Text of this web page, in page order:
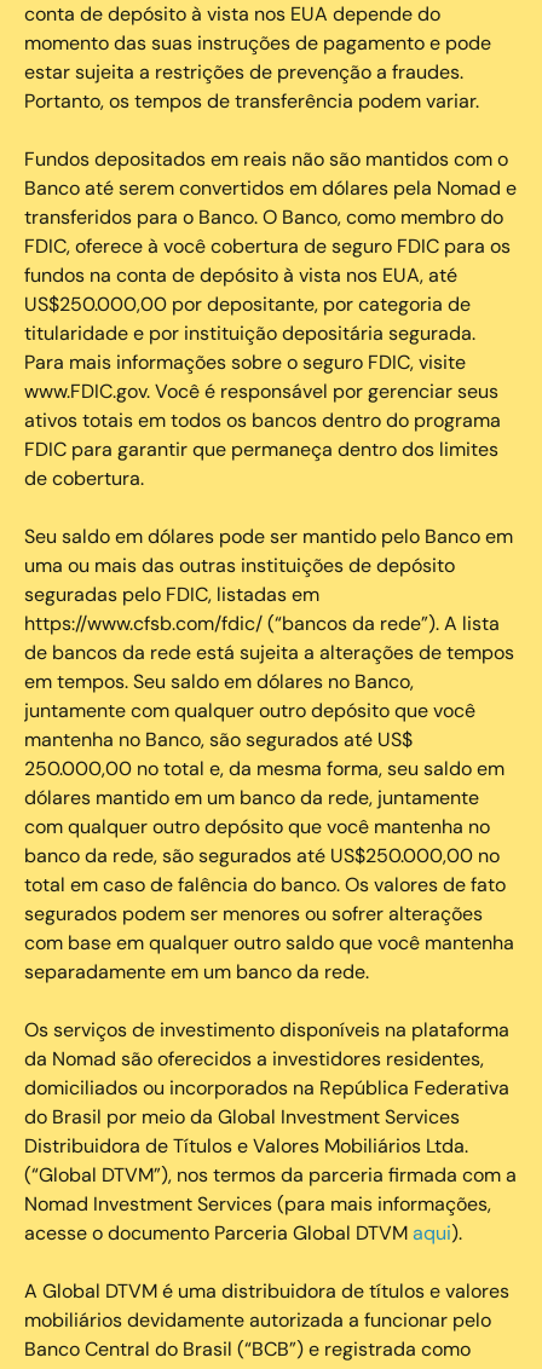
conta de depósito à vista nos EUA depende do
momento das suas instruções de pagamento e pode
estar sujeita a restrições de prevenção a fraudes.
Portanto, os tempos de transferência podem variar.
Fundos depositados em reais não são mantidos com o
Banco até serem convertidos em dólares pela Nomad e
transferidos para o Banco. O Banco, como membro do
FDIC, oferece à você cobertura de seguro FDIC para os
fundos na conta de depósito à vista nos EUA, até
US$250.000,00 por depositante, por categoria de
titularidade e por instituição depositária segurada.
Para mais informações sobre o seguro FDIC, visite
www.FDIC.gov. Você é responsável por gerenciar seus
ativos totais em todos os bancos dentro do programa
FDIC para garantir que permaneça dentro dos limites
de cobertura.
Seu saldo em dólares pode ser mantido pelo Banco em
uma ou mais das outras instituições de depósito
seguradas pelo FDIC, listadas em
https://www.cfsb.com/fdic/ (“bancos da rede”). A lista
de bancos da rede está sujeita a alterações de tempos
em tempos. Seu saldo em dólares no Banco,
juntamente com qualquer outro depósito que você
mantenha no Banco, são segurados até US$
250.000,00 no total e, da mesma forma, seu saldo em
dólares mantido em um banco da rede, juntamente
com qualquer outro depósito que você mantenha no
banco da rede, são segurados até US$250.000,00 no
total em caso de falência do banco. Os valores de fato
segurados podem ser menores ou sofrer alterações
com base em qualquer outro saldo que você mantenha
separadamente em um banco da rede.
Os serviços de investimento disponíveis na plataforma
da Nomad são oferecidos a investidores residentes,
domiciliados ou incorporados na República Federativa
do Brasil por meio da Global Investment Services
Distribuidora de Títulos e Valores Mobiliários Ltda.
(“Global DTVM”), nos termos da parceria firmada com a
Nomad Investment Services (para mais informações,
acesse o documento Parceria Global DTVMaqui).
A Global DTVM é uma distribuidora de títulos e valores
mobiliários devidamente autorizada a funcionar pelo
Banco Central do Brasil (“BCB”) e registrada como